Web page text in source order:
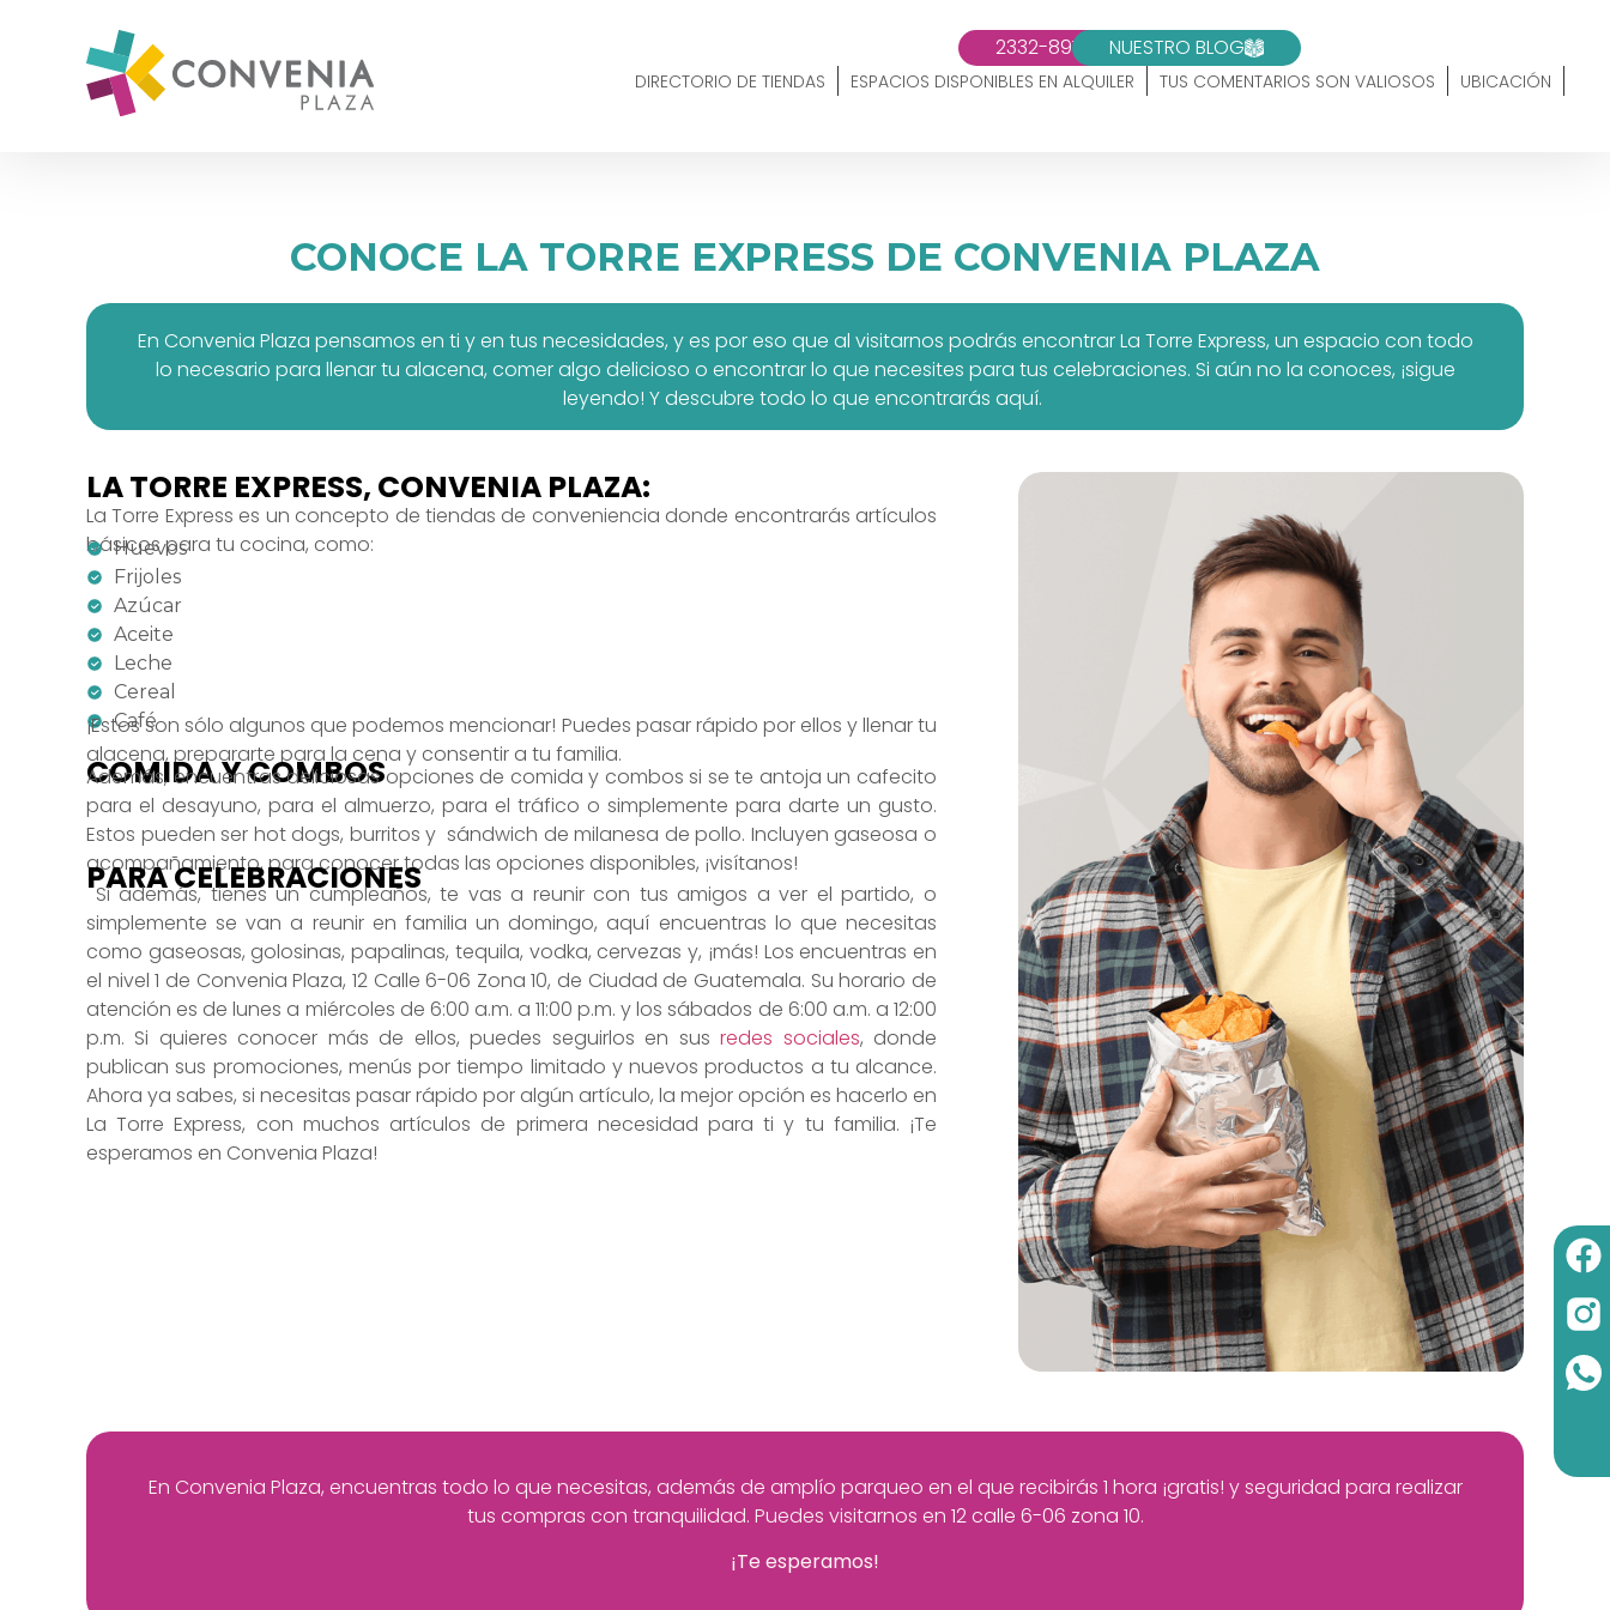
2332-8910 NUESTRO BLOG
DIRECTORIO DE TIENDAS ESPACIOS DISPONIBLES EN ALQUILER TUS COMENTARIOS SON VALIOSOS UBICACIÓN
CONOCE LA TORRE EXPRESS DE CONVENIA PLAZA
En Convenia Plaza pensamos en ti y en tus necesidades, y es por eso que al visitarnos podrás encontrar La Torre Express, un espacio con todo
lo necesario para llenar tu alacena, comer algo delicioso o encontrar lo que necesites para tus celebraciones. Si aún no la conoces, ¡sigue
leyendo! Y descubre todo lo que encontrarás aquí.
LA TORRE EXPRESS, CONVENIA PLAZA:
La Torre Express es un concepto de tiendas de conveniencia donde encontrarás artículos
básicos para tu cocina, como:
Huevos
Frijoles
Azúcar
Aceite
Leche
Cereal
Café
¡Estos son sólo algunos que podemos mencionar! Puedes pasar rápido por ellos y llenar tu
alacena, prepararte para la cena y consentir a tu familia.
COMIDA Y COMBOS
Además, encuentras deliciosas opciones de comida y combos si se te antoja un cafecito
para el desayuno, para el almuerzo, para el tráfico o simplemente para darte un gusto.
Estos pueden ser hot dogs, burritos y sándwich de milanesa de pollo. Incluyen gaseosa o
acompañamiento, para conocer todas las opciones disponibles, ¡visítanos!
PARA CELEBRACIONES
Si además, tienes un cumpleaños, te vas a reunir con tus amigos a ver el partido, o
simplemente se van a reunir en familia un domingo, aquí encuentras lo que necesitas
como gaseosas, golosinas, papalinas, tequila, vodka, cervezas y, ¡más! Los encuentras en
el nivel 1 de Convenia Plaza, 12 Calle 6-06 Zona 10, de Ciudad de Guatemala. Su horario de
atención es de lunes a miércoles de 6:00 a.m. a 11:00 p.m. y los sábados de 6:00 a.m. a 12:00
p.m. Si quieres conocer más de ellos, puedes seguirlos en susredes sociales, donde
publican sus promociones, menús por tiempo limitado y nuevos productos a tu alcance.
Ahora ya sabes, si necesitas pasar rápido por algún artículo, la mejor opción es hacerlo en
La Torre Express, con muchos artículos de primera necesidad para ti y tu familia. ¡Te
esperamos en Convenia Plaza!
En Convenia Plaza, encuentras todo lo que necesitas, además de amplío parqueo en el que recibirás 1 hora ¡gratis! y seguridad para realizar
tus compras con tranquilidad. Puedes visitarnos en 12 calle 6-06 zona 10.
¡Te esperamos!